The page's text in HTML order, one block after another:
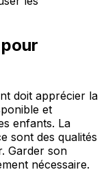
doit apprécier la
et
enfants. La
sont des qualités
Garder son
nécessaire.